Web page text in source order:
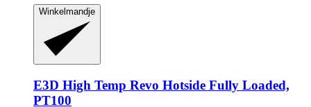
Winkelmandje
E3D High Temp Revo Hotside Fully Loaded,
PT100